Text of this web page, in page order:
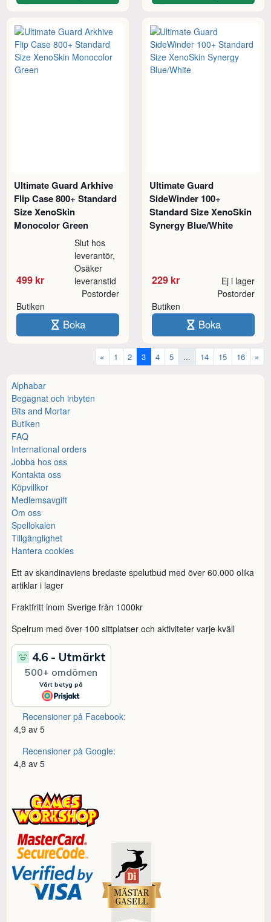
Ultimate Guard Arkhive
Flip Case 800+ Standard
Size XenoSkin
Monocolor Green
499 kr
Slut hos
leverantör,
Osäker
leveranstid
Butiken
Postorder
Boka
Ultimate Guard
SideWinder 100+
Standard Size XenoSkin
Synergy Blue/White
229 kr Ej i lager
Butiken
Postorder
Boka
« 1 2 3 4 5 ... 14 15 16 »
Alphabar
Begagnat och inbyten
Bits and Mortar
Butiken
FAQ
International orders
Jobba hos oss
Kontakta oss
Köpvillkor
Medlemsavgift
Om oss
Spellokalen
Tillgänglighet
Hantera cookies
Ett av skandinaviens bredaste spelutbud med över 60.000 olika
artiklar i lager
Fraktfritt inom Sverige från 1000kr
Spelrum med över 100 sittplatser och aktiviteter varje kväll
Recensioner på Facebook:
4,9 av 5
Recensioner på Google:
4,8 av 5